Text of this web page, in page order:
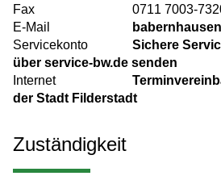
Fax
0711 7003-
E-Mail
Servicekonto
Sichere
über service-bw.de senden
Internet
der Stadt Filderstadt
Zuständigkeit